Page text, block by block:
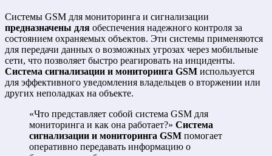
Системы GSM для мониторинга и сигнализации
предназначены для обеспечения надежного контроля за
состоянием охраняемых объектов. Эти системы применяются
для передачи данных о возможных угрозах через мобильные
сети, что позволяет быстро реагировать на инциденты.
Система сигнализации и мониторинга GSM используется
для эффективного уведомления владельцев о вторжении или
других неполадках на объекте.
«Что представляет собой система GSM для
мониторинга и как она работает?» Система
сигнализации и мониторинга GSM помогает
оперативно передавать информацию о